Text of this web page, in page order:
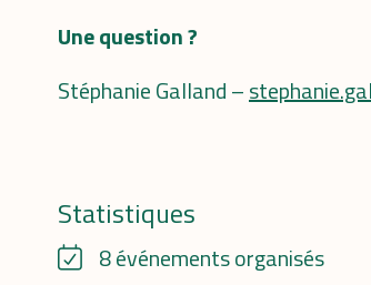
Une question ?
Stéphanie Galland –
Statistiques
8 événements organisés